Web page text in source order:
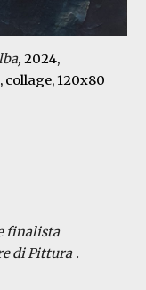
, 2024,
collage, 120x80
finalista
di Pittura .